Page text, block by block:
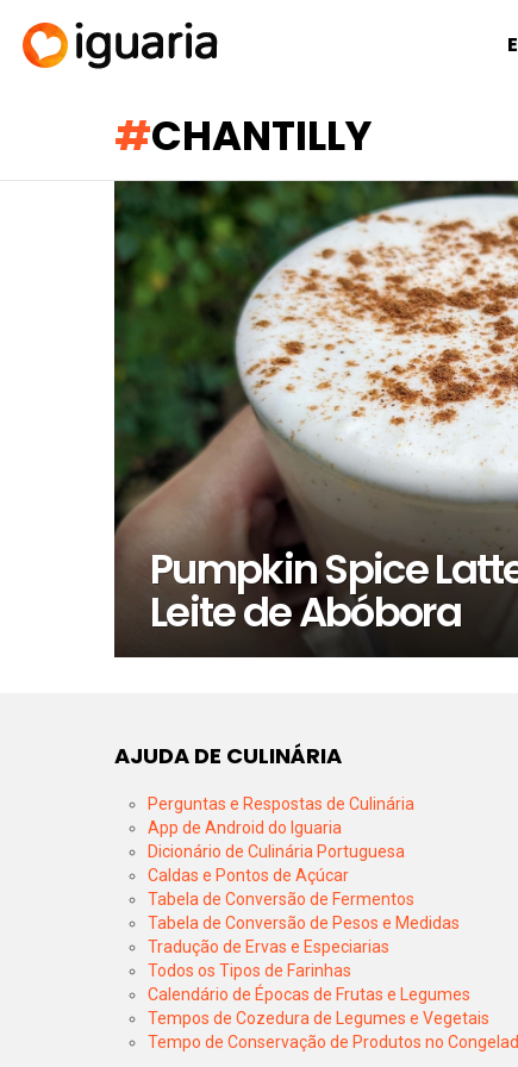
CHANTILLY
RECOMENDADOS
Pumpkin Spice
Leite de Abóbora
AJUDA DE CULINÁRIA
Perguntas e Respostas de Culinária
App de Android do Iguaria
Dicionário de Culinária Portuguesa
Caldas e Pontos de Açúcar
Tabela de Conversão de Fermentos
Tabela de Conversão de Pesos e Medidas
Tradução de Ervas e Especiarias
Todos os Tipos de Farinhas
Calendário de Épocas de Frutas e Legumes
Tempos de Cozedura de Legumes e Vegetais
Tempo de Conservação de Produtos no